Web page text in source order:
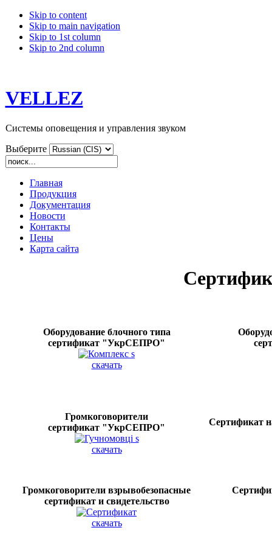
Skip to content
Skip to main navigation
Skip to 1st column
Skip to 2nd column
VELLEZ
Системы оповещения и управления звуком
Выберите
Главная
Продукция
Документация
Новости
Контакты
Цены
Карта сайта
Оборудование блочного типа
сертификат "УкрСЕПРО"
скачать
Громкоговорители
сертификат "УкрСЕПРО"
скачать
Сертификат
Громкоговорители взрывобезопасные
сертификат и свидетельство
скачать